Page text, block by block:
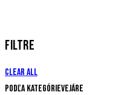
FILTRE
Clear all
Podľa kategórieVejáre